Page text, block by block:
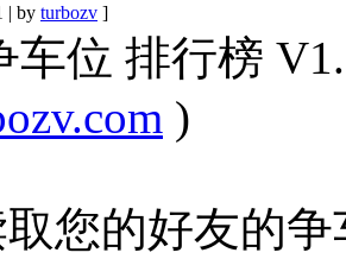
| by turbozv ]
车位 排行榜
)
您的好友的